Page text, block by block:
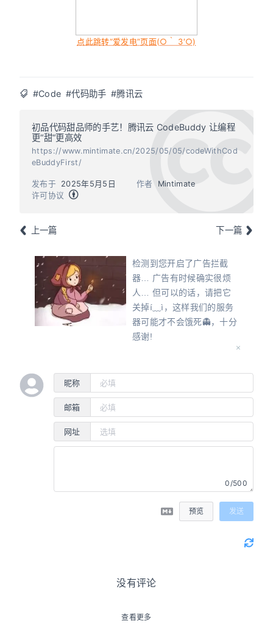
点此跳转“爱发电”页面(○｀ 3′○)
#Code #代码助手 #腾讯云
初品代码甜品师的手艺！腾讯云 CodeBuddy 让编程
更“甜“更高效
https://www.mintimate.cn/2025/05/05/codeWithCod
eBuddyFirst/
作者 Mintimate
发布于
2025年5月5日
许可协议
上一篇 下一篇
检测到您开启了广告拦截
器… 广告有时候确实很烦
人… 但可以的话，请把它
关掉í﹏ì，这样我们的服务
器可能才不会饿死👻，十分
感谢!
sometimes be really
possible, please turn it off
so that our servers don't
昵称
邮箱
网址
0/500
预览 发送
没有评论
查看更多